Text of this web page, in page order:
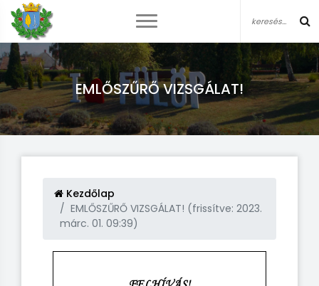
EMLŐSZŰRŐ VIZSGÁLAT!
Kezdőlap
EMLŐSZŰRŐ VIZSGÁLAT! (frissítve: 2023.
márc. 01. 09:39)